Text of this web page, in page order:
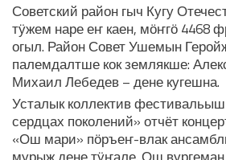
Советский район гыч Кугу
тӱжем наре еҥ каен, мӧҥгӧ 4468
огыл. Район Совет Ушемын
палемдалтше кок землякше:
Михаил Лебедев – дене кугешна.
Усталык коллектив
сердцах поколений» отчёт
«Ош мари» пӧръеҥ-влак